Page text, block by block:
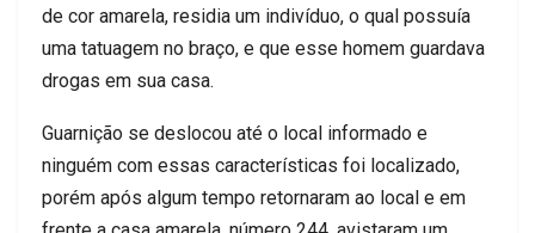
de cor amarela, residia um indivíduo, o qual possuía
uma tatuagem no braço, e que esse homem guardava
drogas em sua casa.
Guarnição se deslocou até o local informado e
ninguém com essas características foi localizado,
porém após algum tempo retornaram ao local e em